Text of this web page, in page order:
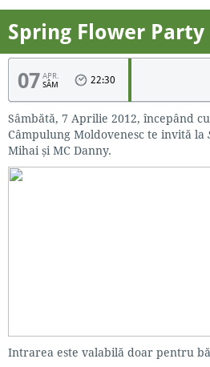
Spring Flower Party
07 APR.
SÂM
22:30
Sâmbătă, 7 Aprilie 2012, începând
Câmpulung Moldovenesc te invită la
Mihai și MC Danny.
Intrarea este valabilă doar pentru